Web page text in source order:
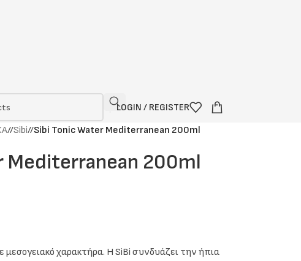
LOGIN / REGISTER
/ Sibi/ Sibi Tonic Water Mediterranean 200ml
Mediterranean 200ml
χαρακτήρα. Η SiBi συνδυάζει την ήπια